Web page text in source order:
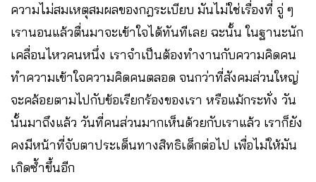
ความไม่สมเหตุสมผลของกฎระเบียบ มันไม่ใช่เรื่องที่ จู่ ๆ
เรานอนแล้วตื่นมาจะเข้าใจได้ทันทีเลย ฉะนั้น ในฐานะนัก
เคลื่อนไหวคนหนึ่ง เราจำเป็นต้องทำงานกับความคิดคน
ทำความเข้าใจความคิดคนตลอด จนกว่าที่สังคมส่วนใหญ่
จะคล้อยตามไปกับข้อเรียกร้องของเรา หรือแม้กระทั่ง วัน
นั้นมาถึงแล้ว วันที่คนส่วนมากเห็นด้วยกับเราแล้ว เราก็ยัง
คงมีหน้าที่จับตาประเด็นทางสิทธิเด็กต่อไป เพื่อไม่ให้มัน
เกิดซ้ำขึ้นอีก